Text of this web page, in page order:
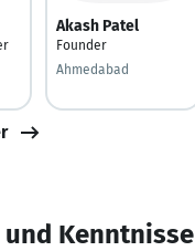
Akash Patel
Founder
Ahmedabad
Kenntnisse